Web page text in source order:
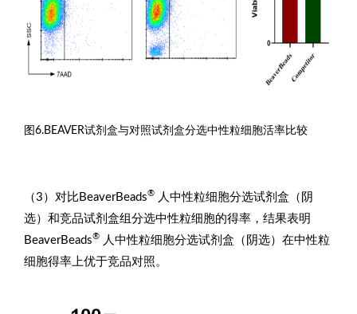
图6.BEAVER试剂盒与对照试剂盒分选中性粒细胞活率比较
（3）对比BeaverBeads®
人中性粒细胞分选试剂盒（阴
选）和竞品试剂盒组分选中性粒细胞的得率，结果表明
BeaverBeads®
人中性粒细胞分选试剂盒（阴选）在中性粒
细胞得率上优于竞品对照。